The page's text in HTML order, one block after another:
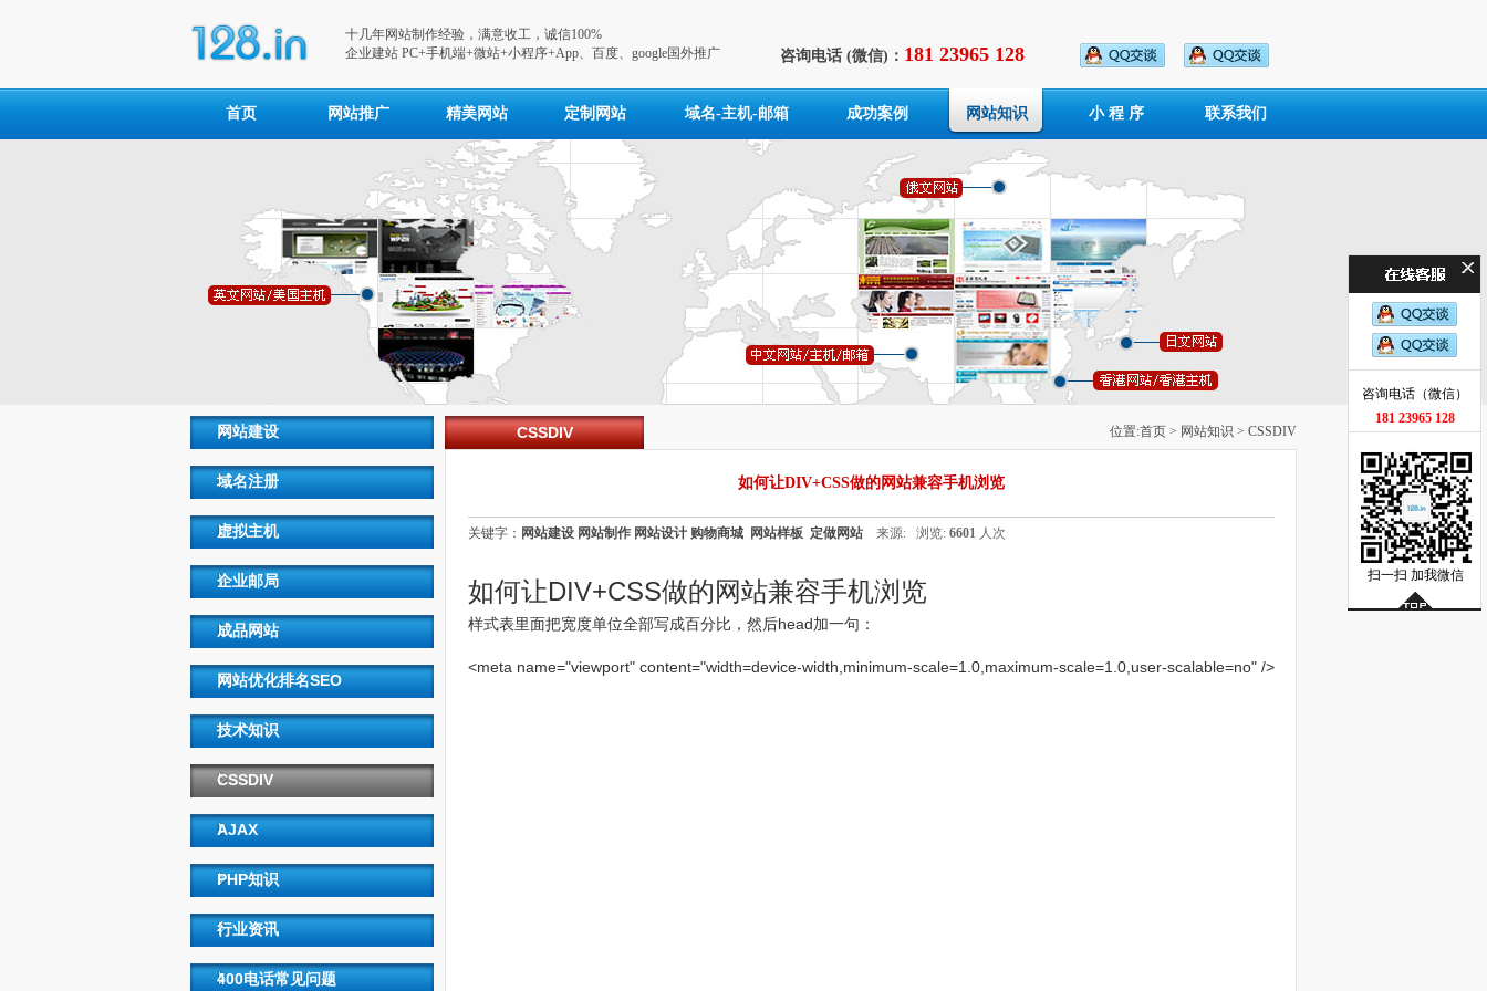
十几年网站制作经验，满意收工，诚信100%
企业建站 PC+手机端+微站+小程序+App、百度、google国外推广
咨询电话 (微信)： 181 23965 128
首页 网站推广 精美网站 定制网站 域名-主机-邮箱 成功案例 网站知识 小 程 序 联系我们
网站建设
域名注册
虚拟主机
企业邮局
成品网站
网站优化排名SEO
技术知识
CSSDIV
AJAX
PHP知识
行业资讯
400电话常见问题
CSSDIV 位置:首页 > 网站知识 > CSSDIV
如何让DIV+CSS做的网站兼容手机浏览
关键字： 网站建设 网站制作 网站设计 购物商城 网站样板 定做网站来源: 浏览: 6601人次
如何让DIV+CSS做的网站兼容手机浏览
样式表里面把宽度单位全部写成百分比，然后head加一句：
<meta name="viewport" content="width=device-width,minimum-scale=1.0,maximum-scale=1.0,user-scalable=no" />
咨询电话（微信）
181 23965 128
扫一扫 加我微信